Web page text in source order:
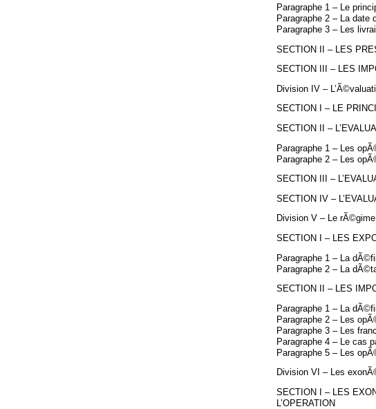
Paragraphe 1 – Le
Paragraphe 2 – La date
Paragraphe 3 – Les
SECTION II – LES
SECTION III – LES
Division IV –
SECTION I – LE
SECTION II –
Paragraphe 1 – Les
Paragraphe 2 – Les
SECTION III –
SECTION IV –
Division V – Le
SECTION I – LES
Paragraphe 1 – La
Paragraphe 2 – La
SECTION II – LES
Paragraphe 1 – La
Paragraphe 2 – Les
Paragraphe 3 – Les
Paragraphe 4 – Le cas
Paragraphe 5 – Les
Division VI – Les
SECTION I – LES
L’OPERATION